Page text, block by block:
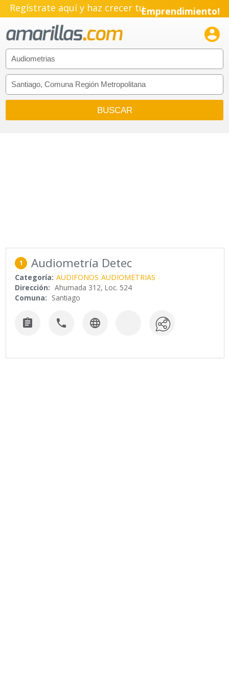
Regístrate aquí y haz crecer tuEmprendimiento!

1 Audiometría Detec
Categoría: AUDIFONOS AUDIOMETRIAS
Dirección: Ahumada 312, Loc. 524
Comuna: Santiago
  